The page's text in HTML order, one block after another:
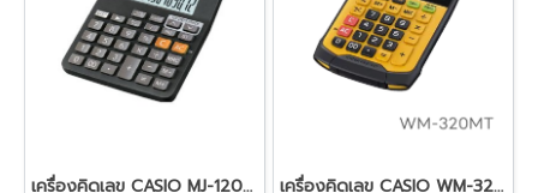
เครื่องคิดเลข CASIO MJ-120D PLUS เครื่องคิดเลข CASIO WM-320MT